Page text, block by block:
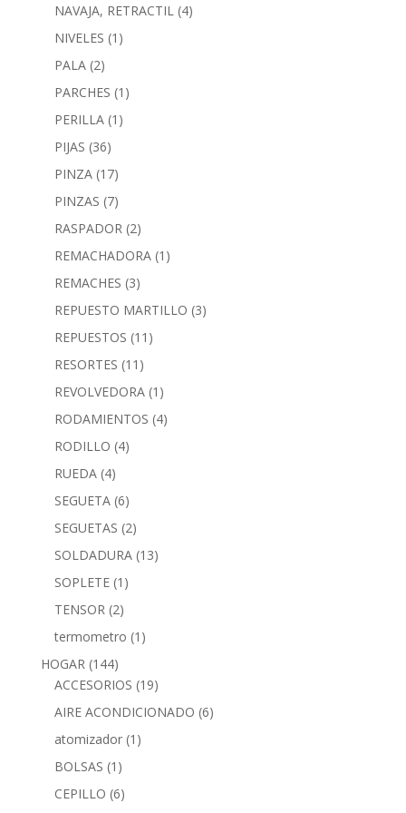
NAVAJA, RETRACTIL (4)
NIVELES (1)
PALA (2)
PARCHES (1)
PERILLA (1)
PIJAS (36)
PINZA (17)
PINZAS (7)
RASPADOR (2)
REMACHADORA (1)
REMACHES (3)
REPUESTO MARTILLO (3)
REPUESTOS (11)
RESORTES (11)
REVOLVEDORA (1)
RODAMIENTOS (4)
RODILLO (4)
RUEDA (4)
SEGUETA (6)
SEGUETAS (2)
SOLDADURA (13)
SOPLETE (1)
TENSOR (2)
termometro (1)
HOGAR (144)
ACCESORIOS (19)
AIRE ACONDICIONADO (6)
atomizador (1)
BOLSAS (1)
CEPILLO (6)